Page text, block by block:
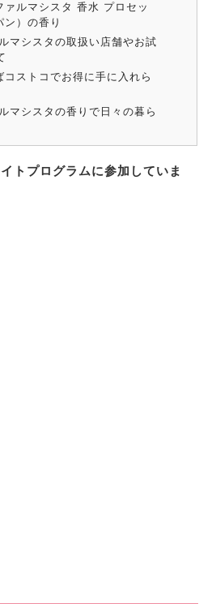
ァルマシスタ 香水 プロセッ
ン）の香り
マシスタの取扱い店舗やお試
コストコでお得に手に入れら
マシスタの香りで日々の暮ら
トプログラムに参加していま